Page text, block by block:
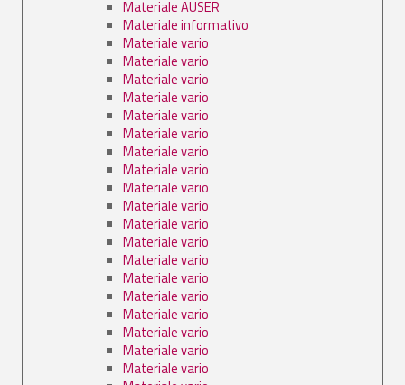
Materiale AUSER
Materiale informativo
Materiale vario
Materiale vario
Materiale vario
Materiale vario
Materiale vario
Materiale vario
Materiale vario
Materiale vario
Materiale vario
Materiale vario
Materiale vario
Materiale vario
Materiale vario
Materiale vario
Materiale vario
Materiale vario
Materiale vario
Materiale vario
Materiale vario